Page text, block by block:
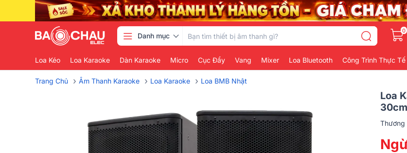
Danh mục
0
Loa Kéo Loa Karaoke Dàn Karaoke Micro Cục Đẩy Vang Mixer Loa Bluetooth Công Trình Thực Tế
Trang Chủ › Âm Thanh Karaoke › Loa Karaoke › Loa BMB Nhật
Loa
Thương